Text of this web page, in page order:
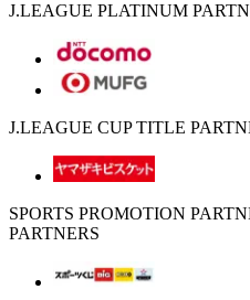
J.LEAGUE PLATINUM
J.LEAGUE CUP TITLE
SPORTS PROMOTION
PARTNERS